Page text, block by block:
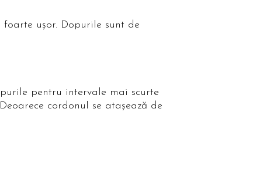
uşor. Dopurile sunt de
pentru intervale mai scurte
cordonul se ataşează de